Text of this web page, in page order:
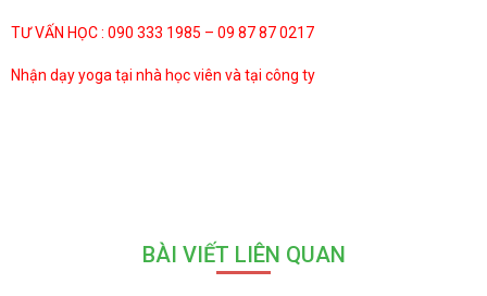
TƯ VẤN HỌC : 090 333 1985 – 09 87 87 0217
Nhận dạy yoga tại nhà học viên và tại công ty
BÀI VIẾT LIÊN QUAN